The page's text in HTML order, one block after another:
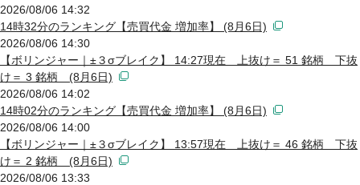
2026/08/06 14:32
14時32分のランキング【売買代金 増加率】 (8月6日)
2026/08/06 14:30
【ボリンジャー｜±３σブレイク】 14:27現在 上抜け＝ 51 銘柄 下抜
け＝ 3 銘柄 (8月6日)
2026/08/06 14:02
14時02分のランキング【売買代金 増加率】 (8月6日)
2026/08/06 14:00
【ボリンジャー｜±３σブレイク】 13:57現在 上抜け＝ 46 銘柄 下抜
け＝ 2 銘柄 (8月6日)
2026/08/06 13:33